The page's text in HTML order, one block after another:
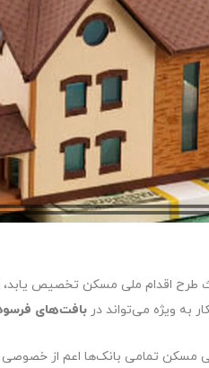
طرح اقدام ملی مسکن تخصیص
به ویژه می‌تواند در بافت‌های
مسکن تمامی بانک‌ها اعم از